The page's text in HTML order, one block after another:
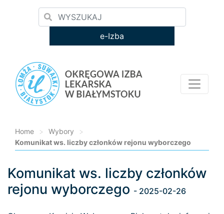
e-Izba
Home > Wybory
>
Komunikat ws. liczby członków rejonu wyborczego
Loading...
Komunikat ws. liczby członków
rejonu wyborczego - 2025-02-26